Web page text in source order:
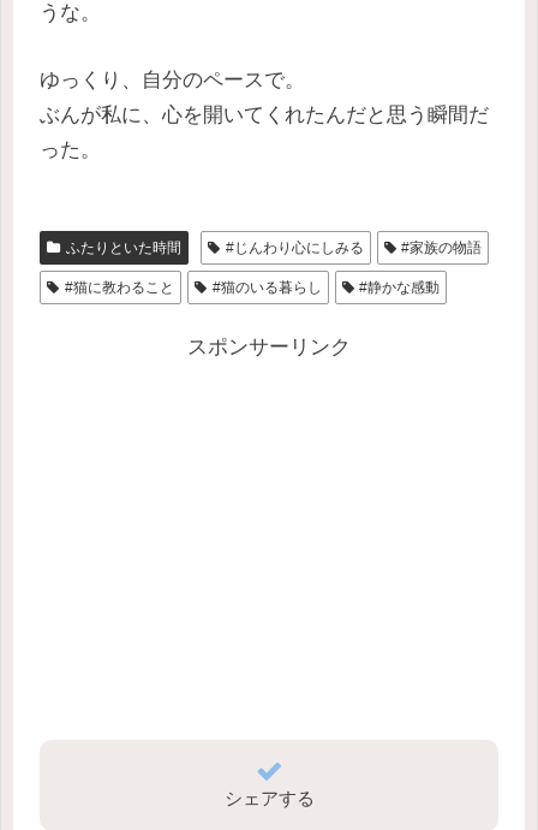
うな。
ゆっくり、自分のペースで。
ぶんが私に、心を開いてくれたんだと思う瞬間だ
った。
ふたりといた時間 #じんわり心にしみる #家族の物語
#猫に教わること #猫のいる暮らし #静かな感動
スポンサーリンク
シェアする